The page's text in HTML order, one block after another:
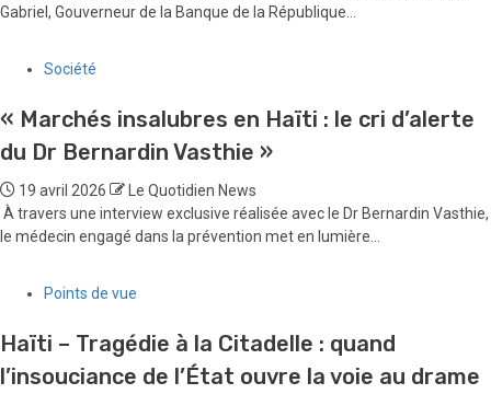
Gabriel, Gouverneur de la Banque de la République...
Société
« Marchés insalubres en Haïti : le cri d’alerte
du Dr Bernardin Vasthie »
19 avril 2026
Le Quotidien News
À travers une interview exclusive réalisée avec le Dr Bernardin Vasthie,
le médecin engagé dans la prévention met en lumière...
Points de vue
Haïti – Tragédie à la Citadelle : quand
l’insouciance de l’État ouvre la voie au drame